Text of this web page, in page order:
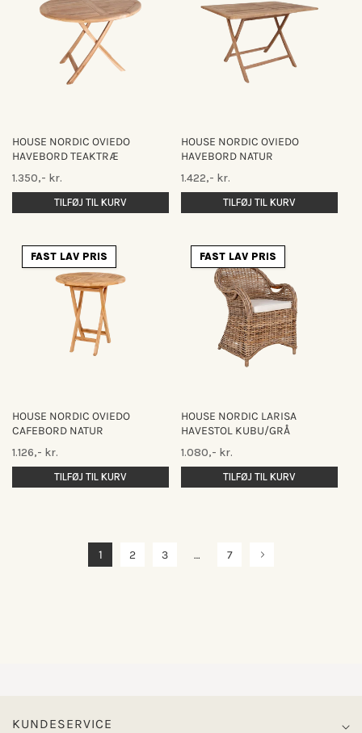
HOUSE NORDIC OVIEDO
HAVEBORD TEAKTRÆ
Normalpris
1.350,- kr.
TILFØJ TIL KURV
HOUSE NORDIC OVIEDO
HAVEBORD NATUR
Normalpris
1.422,- kr.
TILFØJ TIL KURV
FAST LAV PRIS
HOUSE NORDIC OVIEDO
CAFEBORD NATUR
Normalpris
1.126,- kr.
TILFØJ TIL KURV
FAST LAV PRIS
HOUSE NORDIC LARISA
HAVESTOL KUBU/GRÅ
Normalpris
1.080,- kr.
TILFØJ TIL KURV
1 2 3 … 7
KUNDESERVICE